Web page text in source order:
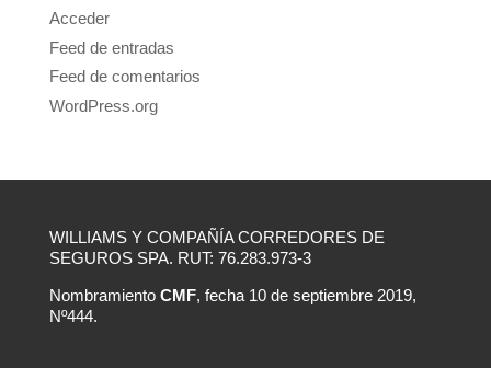
Acceder
Feed de entradas
Feed de comentarios
WordPress.org
WILLIAMS Y COMPAÑÍA CORREDORES DE
SEGUROS SPA. RUT: 76.283.973-3
Nombramiento CMF, fecha 10 de septiembre 2019,
Nº444.